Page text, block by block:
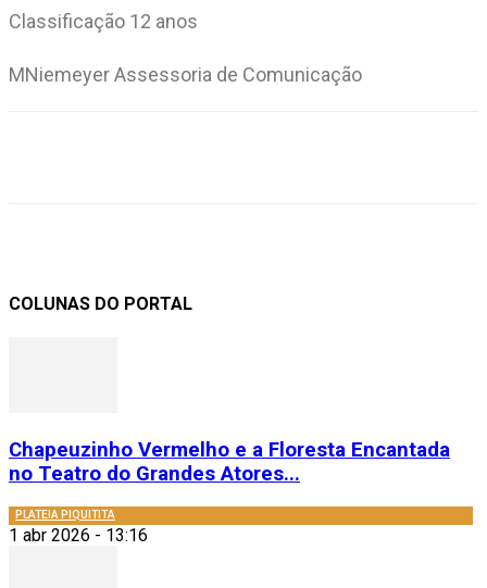
Classificação 12 anos
MNiemeyer Assessoria de Comunicação
COLUNAS DO PORTAL
Chapeuzinho Vermelho e a Floresta Encantada
no Teatro do Grandes Atores...
PLATEIA PIQUITITA
1 abr 2026 - 13:16